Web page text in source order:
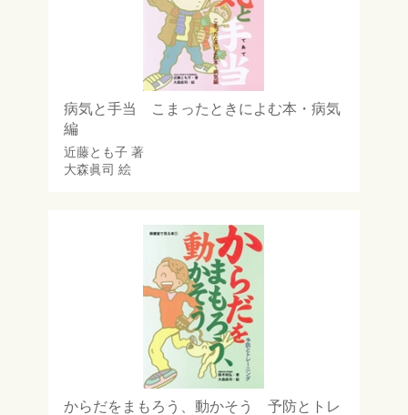
病気と手当 こまったときによむ本・病気
編
近藤とも子著
大森眞司 絵
からだをまもろう、動かそう 予防とトレ